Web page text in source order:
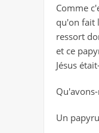
Comme
qu'on fait
ressort
et ce
Jésus
Un